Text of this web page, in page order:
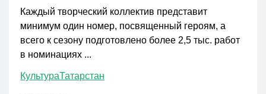
Каждый творческий коллектив представит
минимум один номер, посвященный героям, а
всего к сезону подготовлено более 2,5 тыс. работ
в номинациях ...
КультураТатарстан